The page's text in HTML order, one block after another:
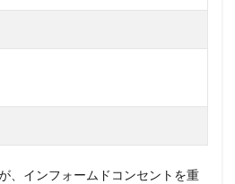
、インフォームドコンセントを重